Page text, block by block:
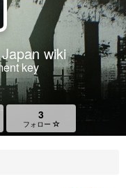
wiki
key
3
フォロー